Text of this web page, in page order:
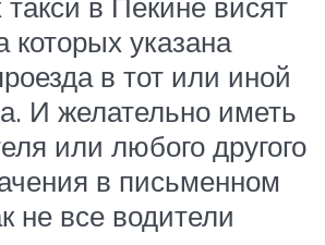
которых указана
в тот или иной
И желательно иметь
или любого другого
в письменном
не все водители